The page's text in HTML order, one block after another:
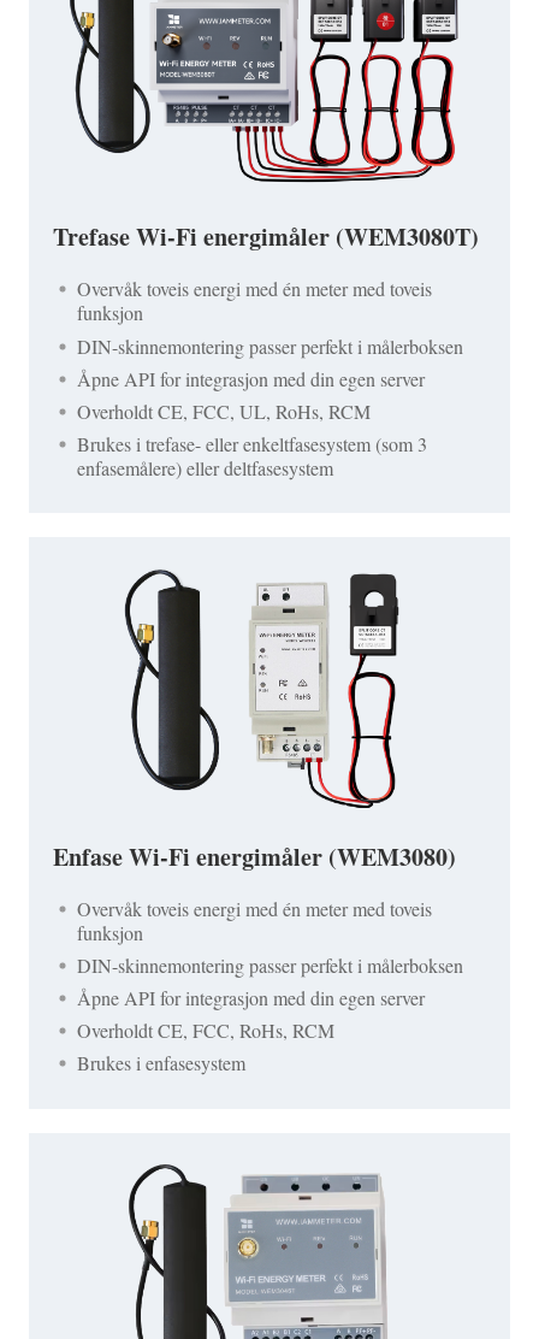
Trefase Wi-Fi energimåler (WEM3080T)
Overvåk toveis energi med én meter med toveis
funksjon
DIN-skinnemontering passer perfekt i målerboksen
Åpne API for integrasjon med din egen server
Overholdt CE, FCC, UL, RoHs, RCM
Brukes i trefase- eller enkeltfasesystem (som 3
enfasemålere) eller deltfasesystem
Enfase Wi-Fi energimåler (WEM3080)
Overvåk toveis energi med én meter med toveis
funksjon
DIN-skinnemontering passer perfekt i målerboksen
Åpne API for integrasjon med din egen server
Overholdt CE, FCC, RoHs, RCM
Brukes i enfasesystem